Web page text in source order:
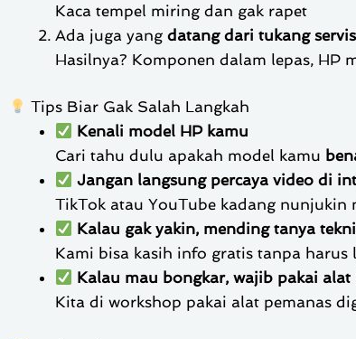
Kaca tempel miring dan gak rapet
Ada juga yang datang dari tukang
Hasilnya? Komponen dalam lepas, HP
Tips Biar Gak Salah Langkah
Kenali model HP kamu
Cari tahu dulu apakah model kamu
Jangan langsung percaya video di
TikTok atau YouTube kadang nunjukin
Kalau gak yakin, mending tanya
Kami bisa kasih info gratis tanpa harus
Kalau mau bongkar, wajib pakai alat
Kita di workshop pakai alat pemanas